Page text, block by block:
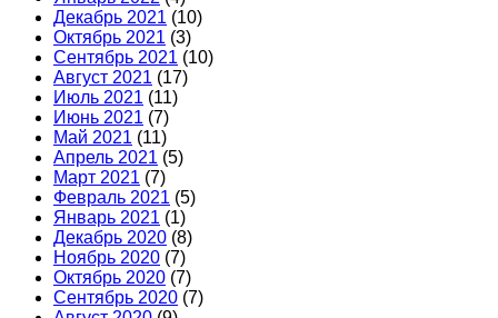
Декабрь 2021 (10)
Октябрь 2021 (3)
Сентябрь 2021 (10)
Август 2021 (17)
Июль 2021 (11)
Июнь 2021 (7)
Май 2021 (11)
Апрель 2021 (5)
Март 2021 (7)
Февраль 2021 (5)
Январь 2021 (1)
Декабрь 2020 (8)
Ноябрь 2020 (7)
Октябрь 2020 (7)
Сентябрь 2020 (7)